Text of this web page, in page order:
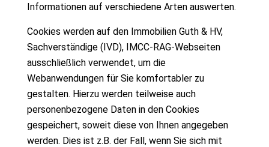
Informationen auf verschiedene Arten auswerten.
Cookies werden auf den Immobilien Guth & HV,
Sachverständige (IVD), IMCC-RAG-Webseiten
ausschließlich verwendet, um die
Webanwendungen für Sie komfortabler zu
gestalten. Hierzu werden teilweise auch
personenbezogene Daten in den Cookies
gespeichert, soweit diese von Ihnen angegeben
werden. Dies ist z.B. der Fall, wenn Sie sich mit